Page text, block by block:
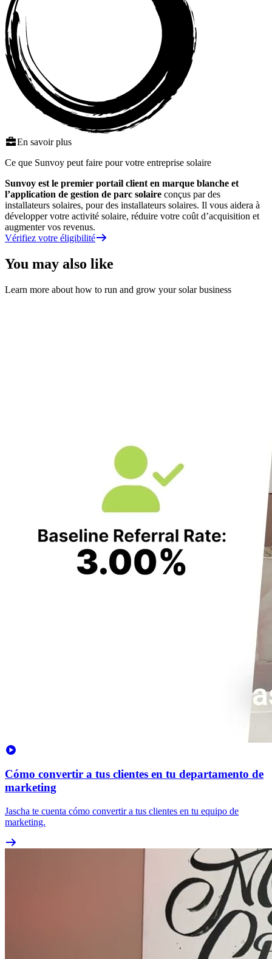
En savoir plus
Ce que Sunvoy peut faire pour votre entreprise solaire
Sunvoy est le premier portail client en marque blanche et
l’application de gestion de parc solaire conçus par des
installateurs solaires, pour des installateurs solaires. Il vous aidera à
développer votre activité solaire, réduire votre coût d’acquisition et
augmenter vos revenus.
Vérifiez votre éligibilité
You may also like
Learn more about how to run and grow your solar business
Cómo convertir a tus clientes en tu departamento de
marketing
Jascha te cuenta cómo convertir a tus clientes en tu equipo de
marketing.